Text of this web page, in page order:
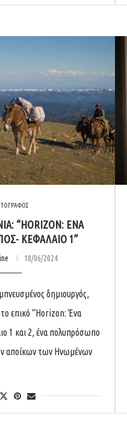
“HORIZON: ΕΝΑ
ΚΕΦΑΛΑΙΟ 1”
18/06/2024
δημιουργός,
επικό “Horizon: Ένα
1 και 2, ένα πολυπρόσωπο
αποίκων των Ηνωμένων